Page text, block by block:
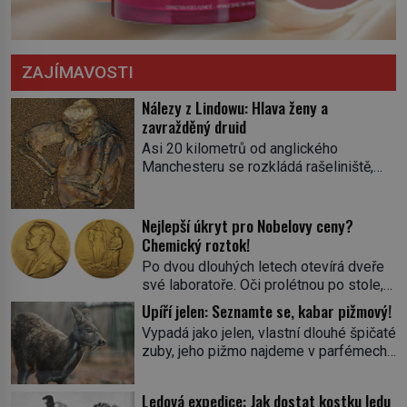
ZAJÍMAVOSTI
Nálezy z Lindowu: Hlava ženy a
zavražděný druid
Asi 20 kilometrů od anglického
Manchesteru se rozkládá rašeliniště,
minulosti. Na kalendáři bychom
nalistovali 13. května 1983. Těžaři Andy
Mould a Stephen Dooley zaregistrují na
dopravním pásu něco neobvyklého.
„Není to fotbalový míč?“ uchechtne se
jeden z nich. Stroj zastaví a předmět
položí na […]
Nejlepší úkryt pro Nobelovy ceny?
Chemický roztok!
Po dvou dlouhých letech otevírá dveře
své laboratoře. Oči prolétnou po stole,
aby pak ulpěly na regálu, kde se nachází
všemožné látky. Hledá žluto-oranžovou
tekutinu, jakmile ji zahlédne, nesmírně
se mu uleví. Teď může svůj plán
skrývá směs s názvem lučavka
Upíří jelen: Seznamte se, kabar pižmový!
Vypadá jako jelen, vlastní dlouhé špičaté
zuby, jeho pižmo najdeme v parfémech
Ledová expedice: Jak dostat kostku ledu